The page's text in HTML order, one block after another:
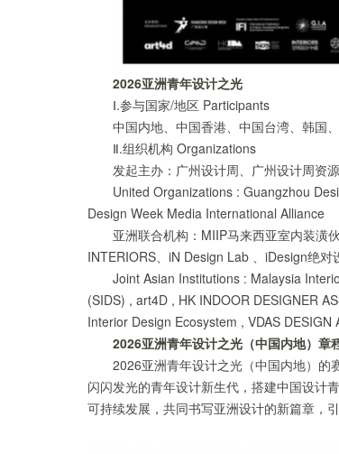
2026亚洲青年设计之光
Ⅰ.参与国家/地区 Participants
中国内地、中国香港、中国台湾、韩国
Ⅱ.组织机构 Organizations
发起主办：广州设计周、广州设计周资
United Organizations : Guangzhou
Design Week Media International Alliance
亚洲联合机构：MIIP马来西亚室内装潢
INTERIORS、iN Design Lab 、iDesign绝
Joint Asian Institutions : Malaysia
(SIDS) , art4D , HK INDOOR DESIGNER
Interior Design Ecosystem , VDAS
2026亚洲青年设计之光（中国内地）章
2026亚洲青年设计之光（中国内地）
闪闪发光的青年设计新生代，搭建中国设计
可持续发展，共同书写亚洲设计的新篇章，